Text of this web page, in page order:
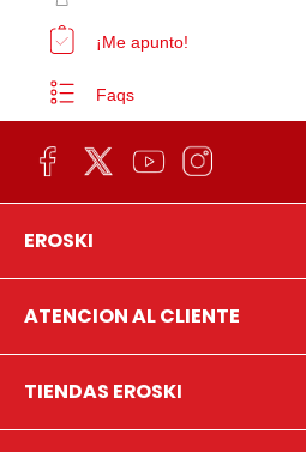
¡Me apunto!
Faqs
EROSKI
ATENCION AL CLIENTE
TIENDAS EROSKI